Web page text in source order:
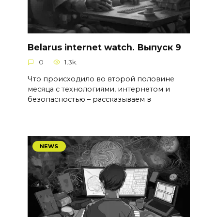
Belarus internet watch. Выпуск 9
0 1.3k.
Что происходило во второй половине
месяца с технологиями, интернетом и
безопасностью – рассказываем в
NEWS